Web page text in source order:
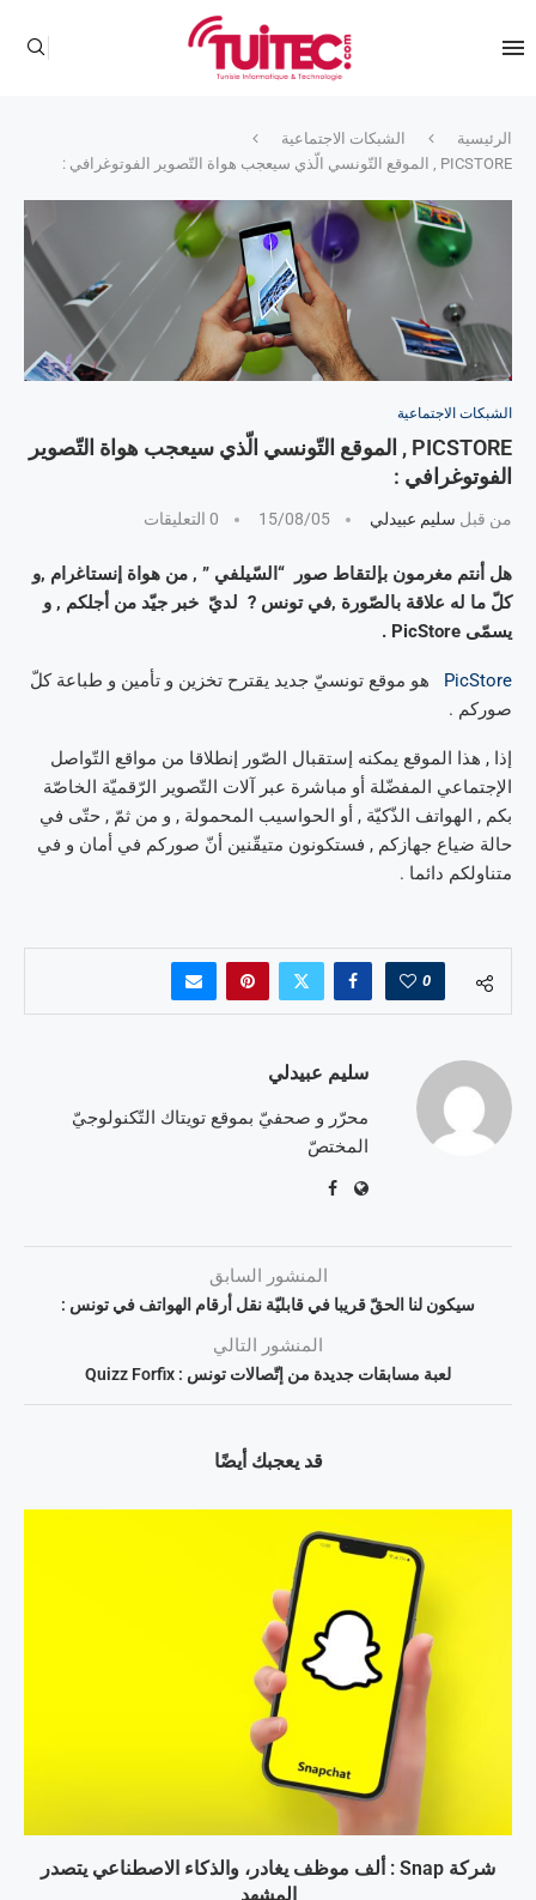
الرئيسية
الشبكات الاجتماعية
PICSTORE , الموقع التّونسي الّذي سيعجب هواة التّصوير الفوتوغرافي :
الشبكات الاجتماعية
PICSTORE , الموقع التّونسي الّذي سيعجب هواة التّصوير
الفوتوغرافي :
من قبل سليم عبيدلي 15/08/05 0 التعليقات
هل أنتم مغرمون بإلتقاط صور “السّيلفي ” , من هواة إنستاغرام ,و
كلّ ما له علاقة بالصّورة ,في تونس ? لديّ خبر جيّد من أجلكم , و
يسمّى PicStore .
PicStore هو موقع تونسيّ جديد يقترح تخزين و تأمين و طباعة كلّ
صوركم .
إذا , هذا الموقع يمكنه إستقبال الصّور إنطلاقا من مواقع التّواصل
الإجتماعي المفضّلة أو مباشرة عبر آلات التّصوير الرّقميّة الخاصّة
بكم , الهواتف الذّكيّة , أو الحواسيب المحمولة , و من ثمّ , حتّى في
حالة ضياع جهازكم , فستكونون متيقّنين أنّ صوركم في أمان و في
متناولكم دائما .
0
سليم عبيدلي
محرّر و صحفيّ بموقع تويتاك التّكنولوجيّ
المختصّ
المنشور السابق
سيكون لنا الحقّ قريبا في قابليّة نقل أرقام الهواتف في تونس :
المنشور التالي
لعبة مسابقات جديدة من إتّصالات تونس : Quizz Forfix
قد يعجبك أيضًا
شركة Snap : ألف موظف يغادر، والذكاء الاصطناعي يتصدر
المشهد